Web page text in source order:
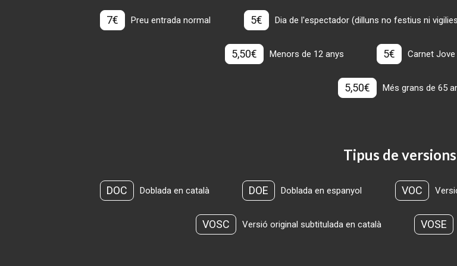
7€ Preu entrada normal 5€ Dia de l'espectador (dilluns no festius ni
5,50€ Menors de 12 anys 5€ Carnet
5,50€ Més grans de 65
Tipus de versions
DOC Doblada en català DOE Doblada en espanyol VOC
VOSC Versió original subtitulada en català VOSE